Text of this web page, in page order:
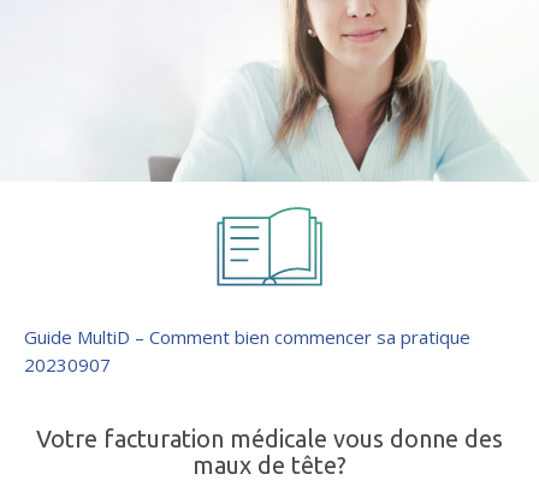
Guide MultiD – Comment bien commencer sa pratique
20230907
Votre facturation médicale vous donne des
maux de tête?